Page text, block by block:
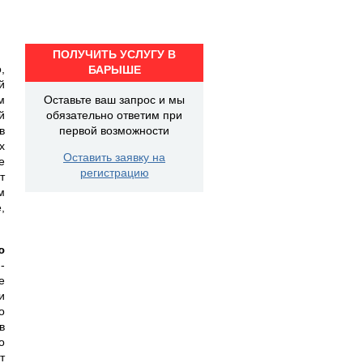
ПОЛУЧИТЬ УСЛУГУ В
БАРЫШЕ
Оставьте ваш запрос и мы
обязательно ответим при
первой возможности
Оставить заявку на
регистрацию